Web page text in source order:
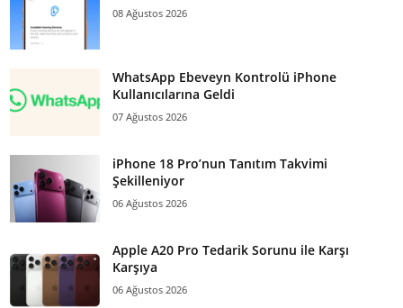
08 Ağustos 2026
WhatsApp Ebeveyn Kontrolü iPhone
Kullanıcılarına Geldi
07 Ağustos 2026
iPhone 18 Pro’nun Tanıtım Takvimi
Şekilleniyor
06 Ağustos 2026
Apple A20 Pro Tedarik Sorunu ile Karşı
Karşıya
06 Ağustos 2026